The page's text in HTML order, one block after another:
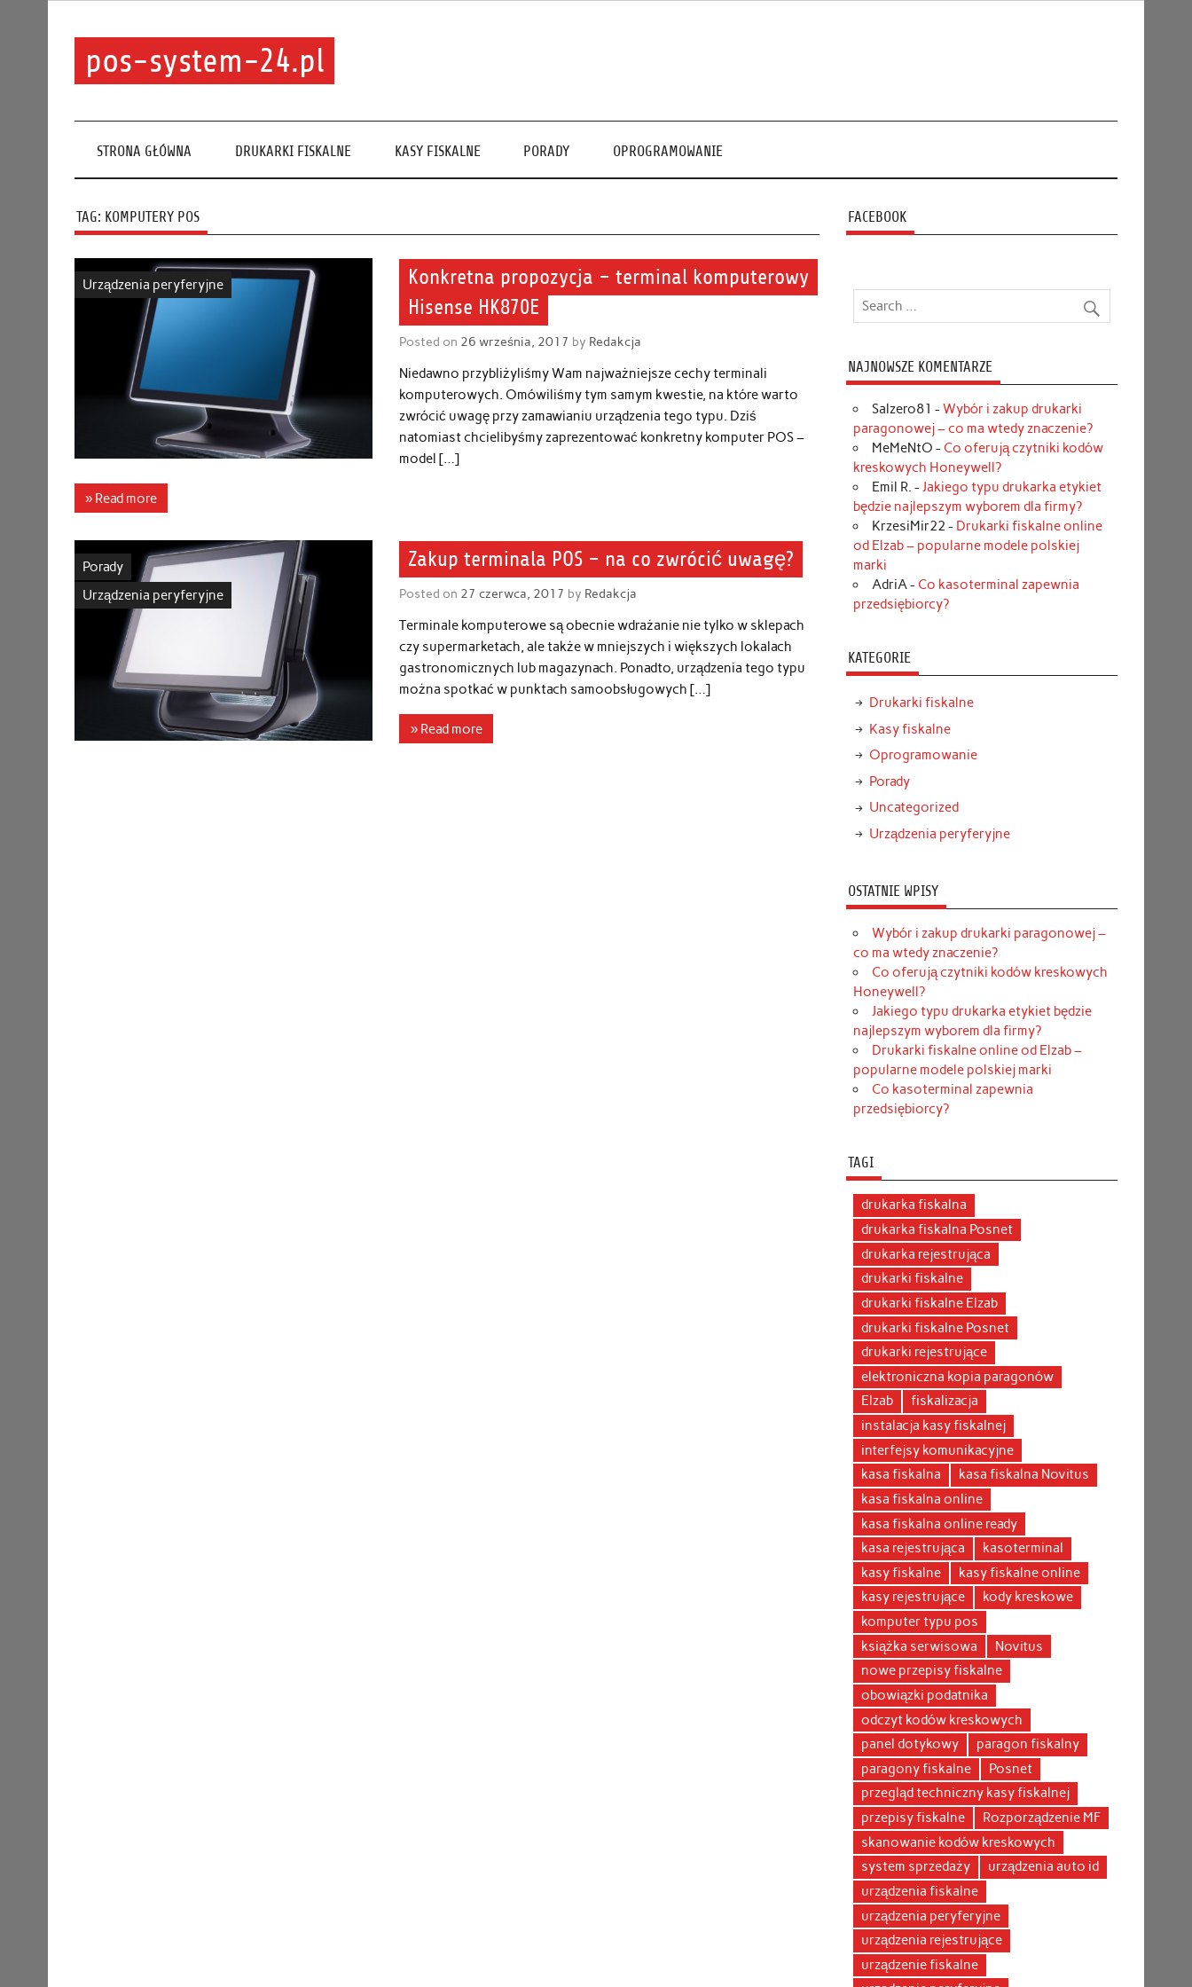
pos-system-24.pl
STRONA GŁÓWNA DRUKARKI FISKALNE KASY FISKALNE PORADY OPROGRAMOWANIE
TAG: KOMPUTERY POS
Urządzenia peryferyjne
Konkretna propozycja – terminal komputerowy
Hisense HK870E
Posted on 26 września, 2017 by Redakcja
Niedawno przybliżyliśmy Wam najważniejsze cechy terminali
komputerowych. Omówiliśmy tym samym kwestie, na które warto
zwrócić uwagę przy zamawianiu urządzenia tego typu. Dziś
natomiast chcielibyśmy zaprezentować konkretny komputer POS –
model […]
» Read more
Porady
Urządzenia peryferyjne
Zakup terminala POS – na co zwrócić uwagę?
Posted on 27 czerwca, 2017 by Redakcja
Terminale komputerowe są obecnie wdrażanie nie tylko w sklepach
czy supermarketach, ale także w mniejszych i większych lokalach
gastronomicznych lub magazynach. Ponadto, urządzenia tego typu
można spotkać w punktach samoobsługowych […]
» Read more
FACEBOOK
NAJNOWSZE KOMENTARZE
Salzero81 - Wybór i zakup drukarki
paragonowej – co ma wtedy znaczenie?
MeMeNtO - Co oferują czytniki kodów
kreskowych Honeywell?
Emil R. - Jakiego typu drukarka etykiet
będzie najlepszym wyborem dla firmy?
KrzesiMir22 - Drukarki fiskalne online
od Elzab – popularne modele polskiej
marki
AdriA- Co kasoterminal zapewnia
przedsiębiorcy?
KATEGORIE
Drukarki fiskalne
Kasy fiskalne
Oprogramowanie
Porady
Uncategorized
Urządzenia peryferyjne
OSTATNIE WPISY
Wybór i zakup drukarki paragonowej –
co ma wtedy znaczenie?
Co oferują czytniki kodów kreskowych
Honeywell?
Jakiego typu drukarka etykiet będzie
najlepszym wyborem dla firmy?
Drukarki fiskalne online od Elzab –
popularne modele polskiej marki
Co kasoterminal zapewnia
przedsiębiorcy?
TAGI
drukarka fiskalna
drukarka fiskalna Posnet
drukarka rejestrująca
drukarki fiskalne
drukarki fiskalne Elzab
drukarki fiskalne Posnet
drukarki rejestrujące
elektroniczna kopia paragonów
Elzab
fiskalizacja
instalacja kasy fiskalnej
interfejsy komunikacyjne
kasa fiskalna
kasa fiskalna Novitus
kasa fiskalna online
kasa fiskalna online ready
kasa rejestrująca
kasoterminal
kasy fiskalne
kasy fiskalne online
kasy rejestrujące
kody kreskowe
komputer typu pos
książka serwisowa
Novitus
nowe przepisy fiskalne
obowiązki podatnika
odczyt kodów kreskowych
panel dotykowy
paragon fiskalny
paragony fiskalne
Posnet
przegląd techniczny kasy fiskalnej
przepisy fiskalne
Rozporządzenie MF
skanowanie kodów kreskowych
system sprzedaży
urządzenia auto id
urządzenia fiskalne
urządzenia peryferyjne
urządzenia rejestrujące
urządzenie fiskalne